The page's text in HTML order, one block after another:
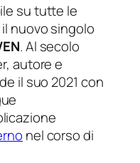
su tutte le
il nuovo singolo
. Al secolo
autore e
il suo 2021 con
nel corso di